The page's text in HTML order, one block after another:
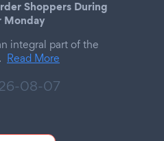
Shoppers During
Monday
integral part of the
Read More
08-07